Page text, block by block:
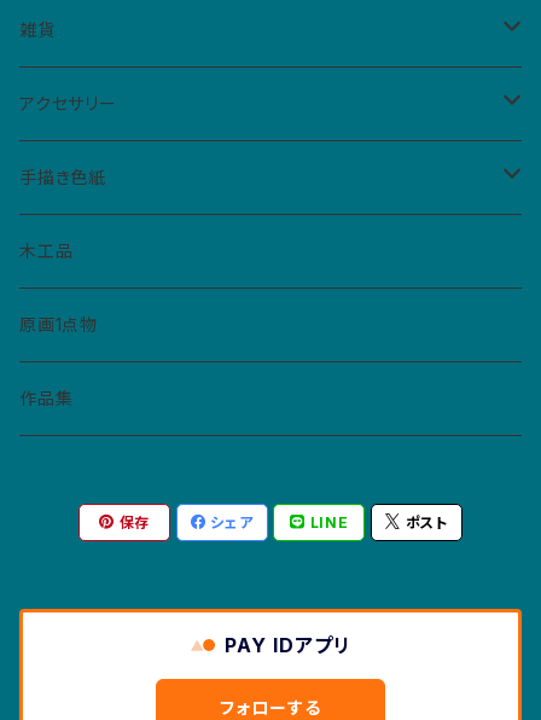
男女共用M
レディースM
レディースL
iPhone
クリアケース
手帳型ケース
雑貨
扇子
仮面
マトリョーシカ
コースター
財布・キーホルダー・パスケース
カレンダー
ポストカード
マスクケース
アクセサリー
バッジ
ペーパーバッジ
缶バッジ
イヤリング
ペンダント
手描き色紙
ねこぼん
木工品
原画1点物
作品集
保存 シェア LINE ポスト
PAY IDアプリ
フォローする